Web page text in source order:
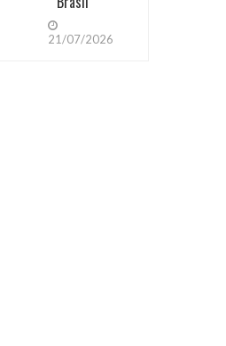
21/07/2026